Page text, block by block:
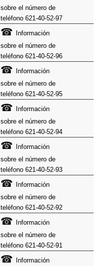
sobre el número de
teléfono 621-40-52-97
☎
Información
sobre el número de
teléfono 621-40-52-96
☎
Información
sobre el número de
teléfono 621-40-52-95
☎
Información
sobre el número de
teléfono 621-40-52-94
☎
Información
sobre el número de
teléfono 621-40-52-93
☎
Información
sobre el número de
teléfono 621-40-52-92
☎
Información
sobre el número de
teléfono 621-40-52-91
☎
Información